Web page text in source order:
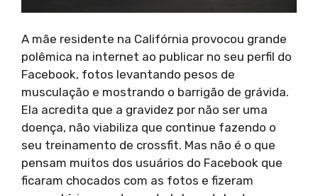
A mãe residente na Califórnia provocou grande
polêmica na internet ao publicar no seu perfil do
Facebook, fotos levantando pesos de
musculação e mostrando o barrigão de grávida.
Ela acredita que a gravidez por não ser uma
doença, não viabiliza que continue fazendo o
seu treinamento de crossfit. Mas não é o que
pensam muitos dos usuários do Facebook que
ficaram chocados com as fotos e fizeram